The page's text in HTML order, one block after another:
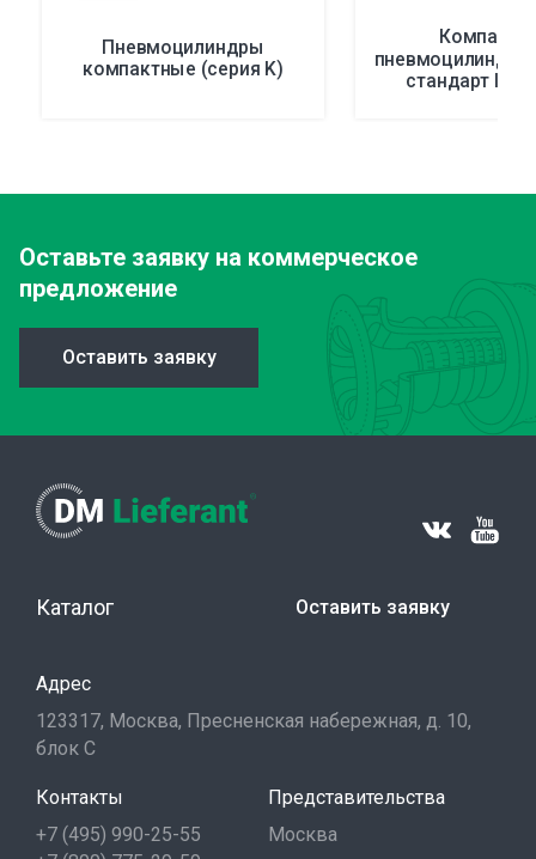
Пневмоцилиндры
компактные (серия K)
пневмоцилиндры
стандарт ISO
Оставьте заявку на коммерческое
предложение
Оставить заявку
Каталог Оставить заявку
Адрес
123317, Москва, Пресненская набережная, д. 10,
блок С
Контакты
+7 (495) 990-25-55
Представительства
Москва